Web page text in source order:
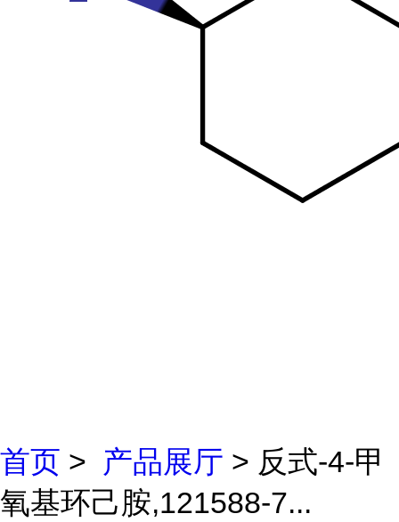
首页 > 产品展厅 > 反式-4-甲
氧基环己胺,121588-7...